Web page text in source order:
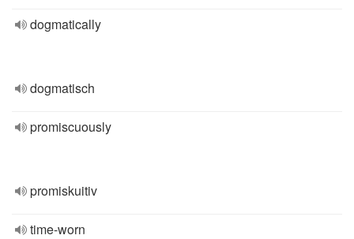
dogmatically
dogmatisch
promiscuously
promiskuitiv
time-worn